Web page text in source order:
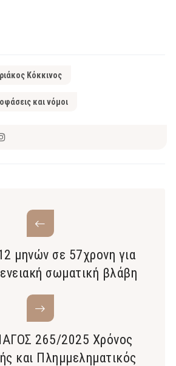
Κόκκινος
και νόμοι
μηνών σε 57χρονη για
σωματική βλάβη
265/2025 Χρόνος
και Πλημμεληματικός